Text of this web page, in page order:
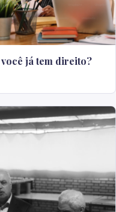
já tem direito?